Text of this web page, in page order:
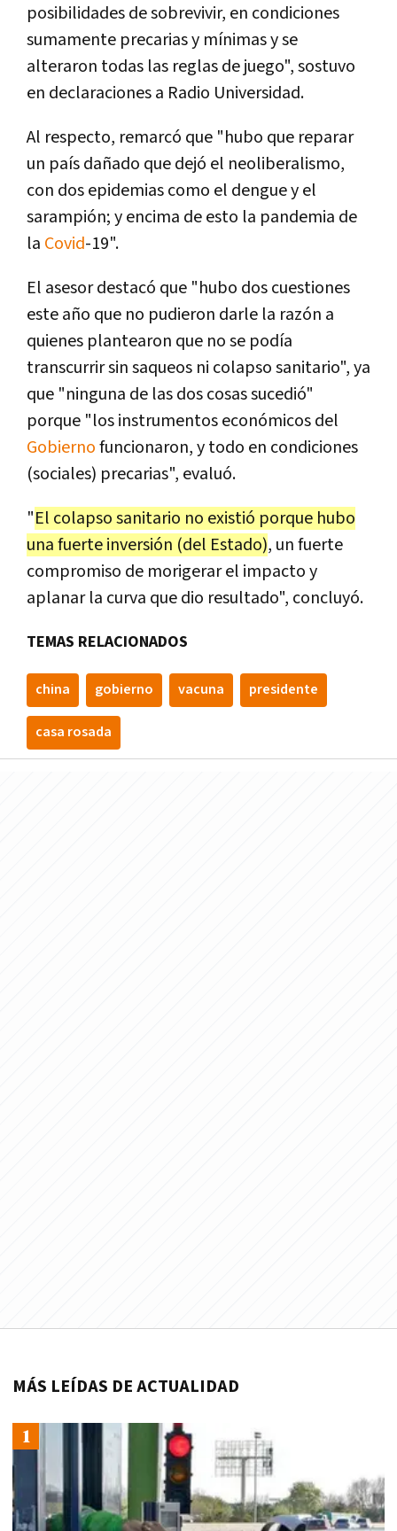
posibilidades de sobrevivir, en condiciones
sumamente precarias y mínimas y se
alteraron todas las reglas de juego", sostuvo
en declaraciones a Radio Universidad.
Al respecto, remarcó que "hubo que reparar
un país dañado que dejó el neoliberalismo,
con dos epidemias como el dengue y el
sarampión; y encima de esto la pandemia de
la Covid-19".
El asesor destacó que "hubo dos cuestiones
este año que no pudieron darle la razón a
quienes plantearon que no se podía
transcurrir sin saqueos ni colapso sanitario", ya
que "ninguna de las dos cosas sucedió"
porque "los instrumentos económicos del
Gobiernofuncionaron, y todo en condiciones
(sociales) precarias", evaluó.
"El colapso sanitario no existió porque hubo
una fuerte inversión (del Estado), un fuerte
compromiso de morigerar el impacto y
aplanar la curva que dio resultado", concluyó.
TEMAS RELACIONADOS
china gobierno vacuna presidente
casa rosada
MÁS LEÍDAS DE ACTUALIDAD